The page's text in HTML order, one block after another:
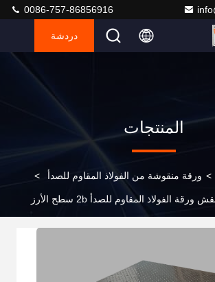
0086-757-86856916
دردشة
المنتجات
> ورقة منقوشة من الفولاذ المقاوم للصدأ >
20mm-1250mm تنقش ورقة الفولاذ المقاوم للصدأ 2b سطح الأرز